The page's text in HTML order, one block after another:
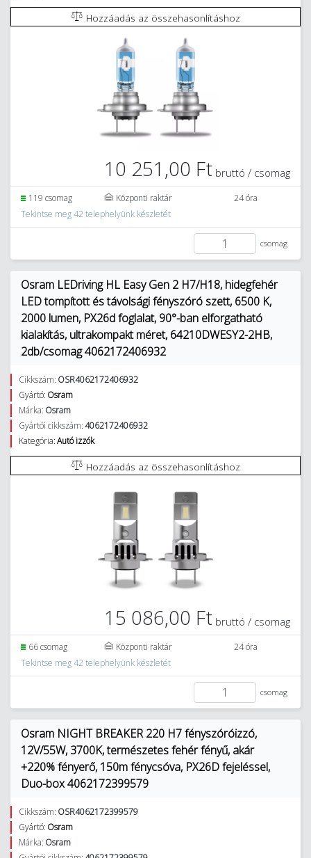
Hozzáadás az összehasonlításhoz
10 251,00 Ft bruttó / csomag
119 csomag Központi raktár
24 óra
Tekintse meg 42 telephelyünk készletét
csomag
Osram LEDriving HL Easy Gen 2 H7/H18, hidegfehér
LED tompított és távolsági fényszóró szett, 6500 K,
2000 lumen, PX26d foglalat, 90°-ban elforgatható
kialakítás, ultrakompakt méret, 64210DWESY2-2HB,
2db/csomag 4062172406932
Cikkszám: OSR4062172406932
Gyártó: Osram
Márka: Osram
Gyártói cikkszám:4062172406932
Kategória:Autó izzók
Hozzáadás az összehasonlításhoz
15 086,00 Ft bruttó / csomag
66 csomag Központi raktár
24 óra
Tekintse meg 42 telephelyünk készletét
csomag
Osram NIGHT BREAKER 220 H7 fényszóróizzó,
12V/55W, 3700K, természetes fehér fényű, akár
+220% fényerő, 150m fénycsóva, PX26D fejeléssel,
Duo-box 4062172399579
Cikkszám: OSR4062172399579
Gyártó: Osram
Márka: Osram